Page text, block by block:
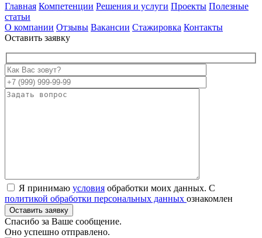
Главная Компетенции Решения и услуги Проекты Полезные
статьи
О компании Отзывы Вакансии Стажировка Контакты
Оставить заявку
Я принимаю условия обработки моих данных. С
политикой обработки персональных данных ознакомлен
Спасибо за Ваше сообщение.
Оно успешно отправлено.